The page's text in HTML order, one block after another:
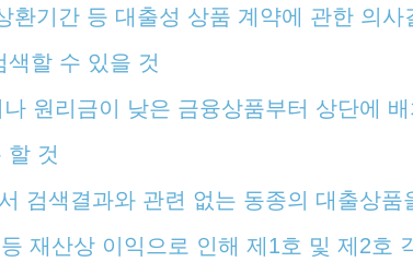
기간 등 대출성 상품 계약에 관한 의
할 수 있을 것
원리금이 낮은 금융상품부터 상단에
할 것
검색결과와 관련 없는 동종의 대출상품
재산상 이익으로 인해 제1호 및 제2호